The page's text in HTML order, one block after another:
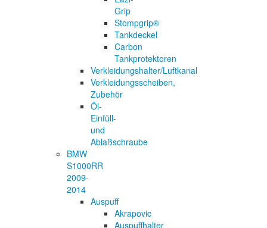
Grip
Stompgrip®
Tankdeckel
Carbon
Tankprotektoren
Verkleidungshalter/Luftkanal
Verkleidungsscheiben,
Zubehör
Öl-
Einfüll-
und
Ablaßschraube
BMW
S1000RR
2009-
2014
Auspuff
Akrapovic
Auspuffhalter